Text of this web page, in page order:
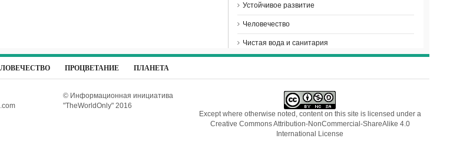
Устойчивое развитие
Человечество
Чистая вода и санитария
ПРОЦВЕТАНИЕ ПЛАНЕТА
© Информационная инициатива
"TheWorldOnly" 2016
Except where otherwise noted, content on this site is licensed under a
Creative Commons Attribution-NonCommercial-ShareAlike 4.0
International License